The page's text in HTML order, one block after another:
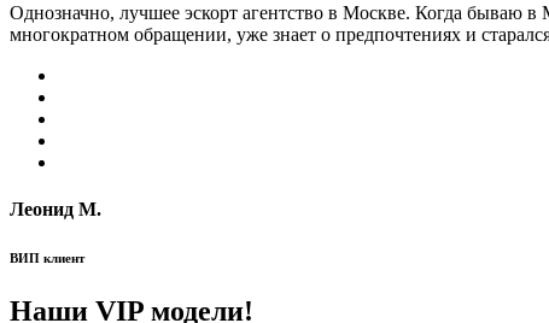
Однозначно, лучшее эскорт агентство в Москве. Когда бываю
многократном обращении, уже знает о предпочтениях и
Леонид М.
ВИП клиент
Наши VIP модели!